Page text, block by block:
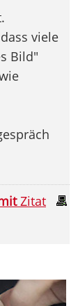
viele
Bild"
Zitat